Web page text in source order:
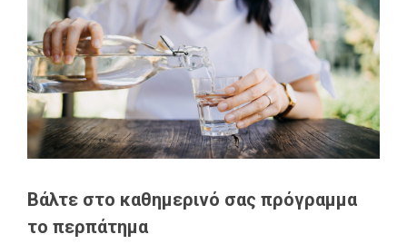
Βάλτε στο καθημερινό σας πρόγραμμα
το περπάτημα